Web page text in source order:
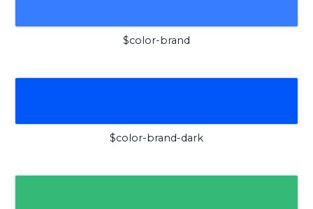
$color-brand
$color-brand-dark